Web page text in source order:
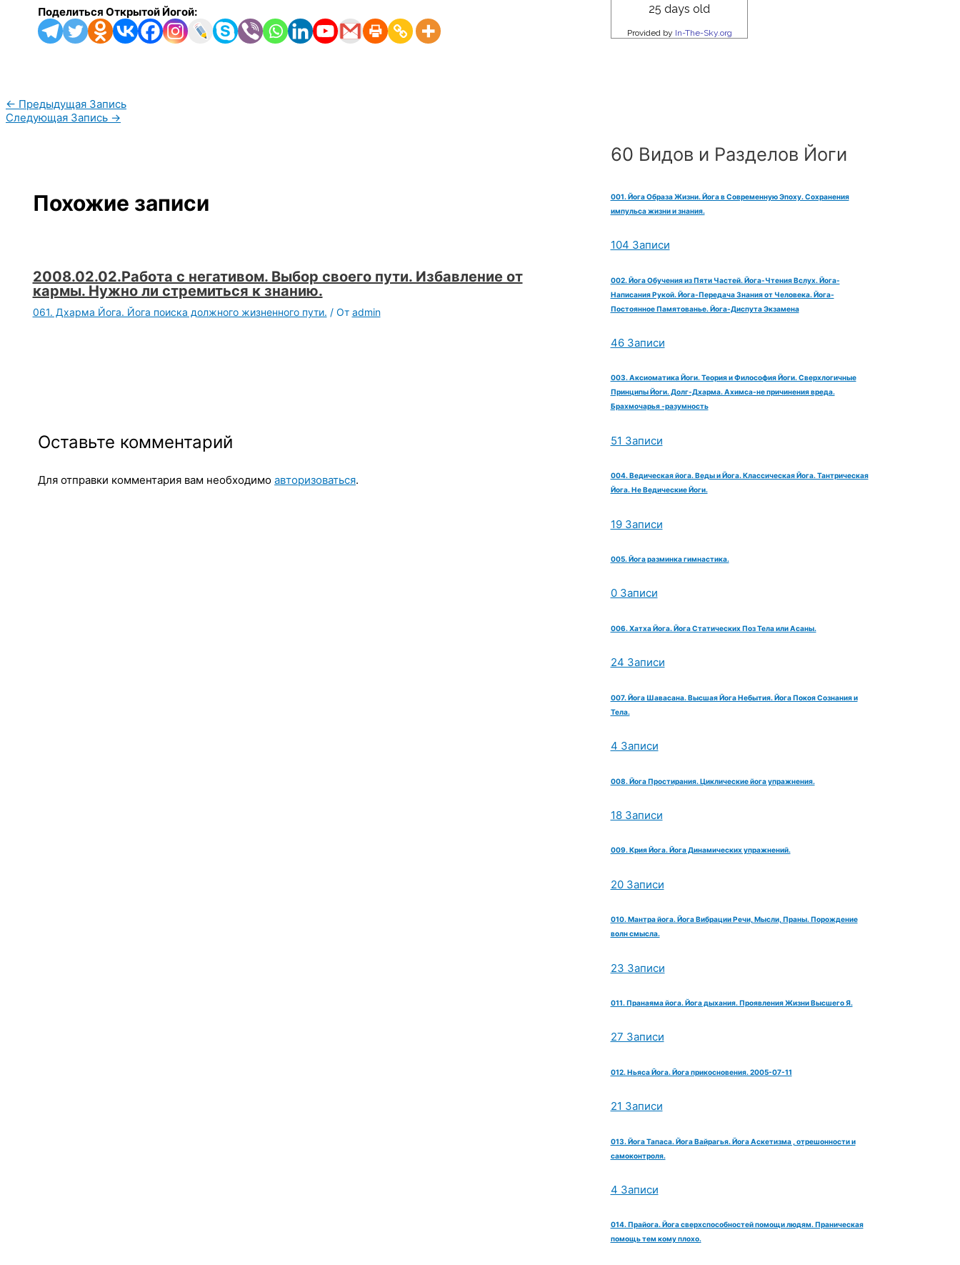
Поделиться Открытой Йогой:
← Предыдущая Запись
Следующая Запись →
Похожие записи
2008.02.02.Работа с негативом. Выбор своего пути. Избавление от
кармы. Нужно ли стремиться к знанию.
061. Дхарма Йога. Йога поиска должного жизненного пути. / От admin
Оставьте комментарий
Для отправки комментария вам необходимо авторизоваться.
60 Видов и Разделов Йоги
001. Йога Образа Жизни. Йога в Современную Эпоху. Сохранения
импульса жизни и знания.
104 Записи
002. Йога Обучения из Пяти Частей. Йога-Чтения Вслух. Йога-
Написания Рукой. Йога-Передача Знания от Человека. Йога-
Постоянное Памятованье. Йога-Диспута Экзамена
46 Записи
003. Аксиоматика Йоги. Теория и Философия Йоги. Сверхлогичные
Принципы Йоги. Долг-Дхарма. Ахимса-не причинения вреда.
Брахмочарья -разумность
51 Записи
004. Ведическая йога. Веды и Йога. Классическая Йога. Тантрическая
Йога. Не Ведические Йоги.
19 Записи
005. Йога разминка гимнастика.
0 Записи
006. Хатха Йога. Йога Статических Поз Тела или Асаны.
24 Записи
007. Йога Шавасана. Высшая Йога Небытия. Йога Покоя Сознания и
Тела.
4 Записи
008. Йога Простирания. Циклические йога упражнения.
18 Записи
009. Крия Йога. Йога Динамических упражнений.
20 Записи
010. Мантра йога. Йога Вибрации Речи, Мысли, Праны. Порождение
волн смысла.
23 Записи
011. Пранаяма йога. Йога дыхания. Проявления Жизни Высшего Я.
27 Записи
012. Ньяса Йога. Йога прикосновения. 2005-07-11
21 Записи
013. Йога Тапаса. Йога Вайрагья. Йога Аскетизма , отрешонности и
самоконтроля.
4 Записи
014. Прайога. Йога сверхспособностей помощи людям. Праническая
помощь тем кому плохо.